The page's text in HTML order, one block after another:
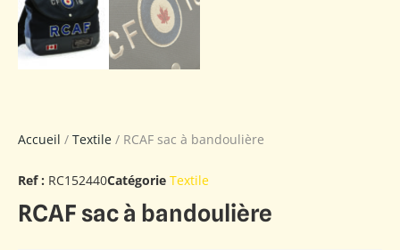
Accueil / Textile / RCAF sac à bandoulière
Ref : RC152440Catégorie Textile
RCAF sac à bandoulière